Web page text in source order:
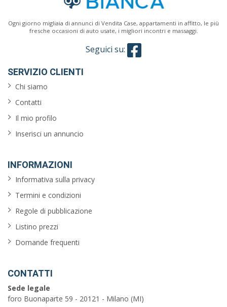
Ogni giorno migliaia di annunci di Vendita Case, appartamenti in affitto, le più
fresche occasioni di auto usate, i migliori incontri e massaggi.
Seguici su:
SERVIZIO CLIENTI
Chi siamo
Contatti
Il mio profilo
Inserisci un annuncio
INFORMAZIONI
Informativa sulla privacy
Termini e condizioni
Regole di pubblicazione
Listino prezzi
Domande frequenti
CONTATTI
Sede legale
foro Buonaparte 59 - 20121 - Milano (MI)